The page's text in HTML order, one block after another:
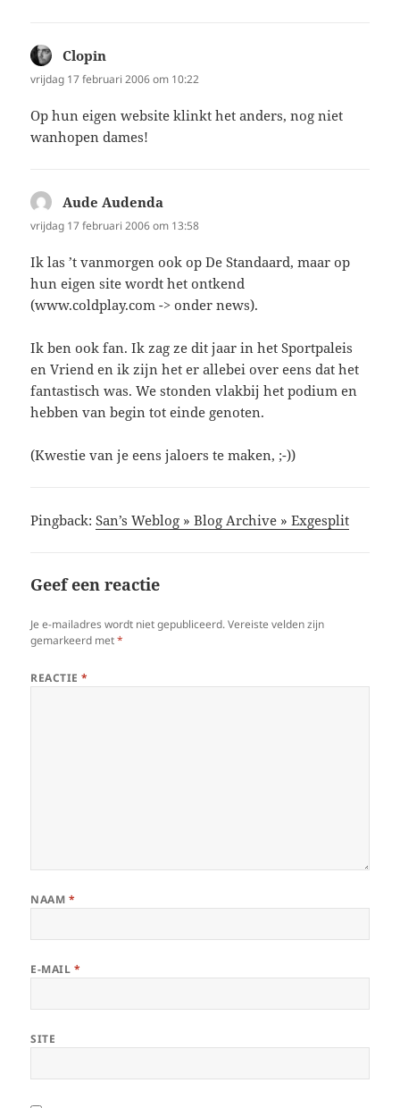
Clopin
vrijdag 17 februari 2006 om 10:22
Op hun eigen website klinkt het anders, nog niet
wanhopen dames!
Aude Audenda
vrijdag 17 februari 2006 om 13:58
Ik las ’t vanmorgen ook op De Standaard, maar op
hun eigen site wordt het ontkend
(www.coldplay.com -> onder news).
Ik ben ook fan. Ik zag ze dit jaar in het Sportpaleis
en Vriend en ik zijn het er allebei over eens dat het
fantastisch was. We stonden vlakbij het podium en
hebben van begin tot einde genoten.
(Kwestie van je eens jaloers te maken, ;-))
Pingback:San’s Weblog » Blog Archive » Exgesplit
Geef een reactie
Je e-mailadres wordt niet gepubliceerd. Vereiste velden zijn
gemarkeerd met*
REACTIE*
NAAM *
E-MAIL *
SITE